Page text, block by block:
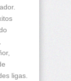
ligas.